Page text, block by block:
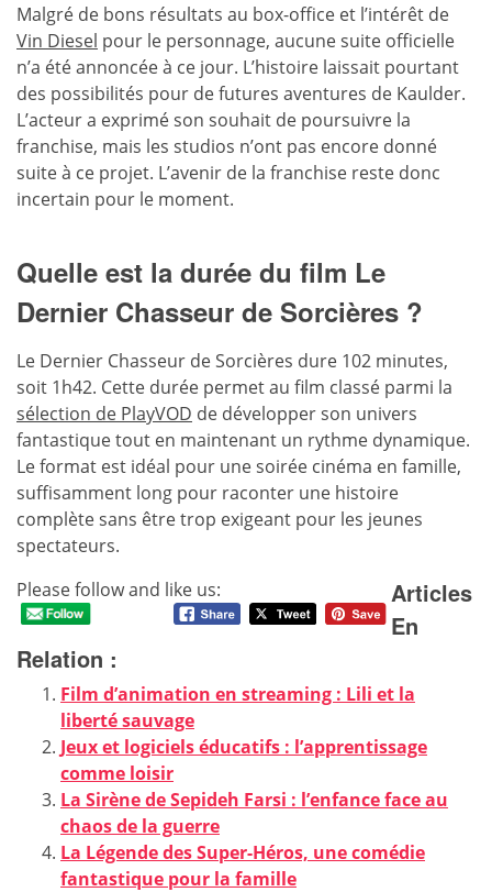
Malgré de bons résultats au box-office et l’intérêt de
Vin Diesel pour le personnage, aucune suite officielle
n’a été annoncée à ce jour. L’histoire laissait pourtant
des possibilités pour de futures aventures de Kaulder.
L’acteur a exprimé son souhait de poursuivre la
franchise, mais les studios n’ont pas encore donné
suite à ce projet. L’avenir de la franchise reste donc
incertain pour le moment.
Quelle est la durée du film Le
Dernier Chasseur de Sorcières ?
Le Dernier Chasseur de Sorcières dure 102 minutes,
soit 1h42. Cette durée permet au film classé parmi la
sélection de PlayVOD de développer son univers
fantastique tout en maintenant un rythme dynamique.
Le format est idéal pour une soirée cinéma en famille,
suffisamment long pour raconter une histoire
complète sans être trop exigeant pour les jeunes
spectateurs.
Please follow and like us:
Articles
En
Relation :
Film d’animation en streaming : Lili et la
liberté sauvage
Jeux et logiciels éducatifs : l’apprentissage
comme loisir
La Sirène de Sepideh Farsi : l’enfance face au
chaos de la guerre
La Légende des Super-Héros, une comédie
fantastique pour la famille